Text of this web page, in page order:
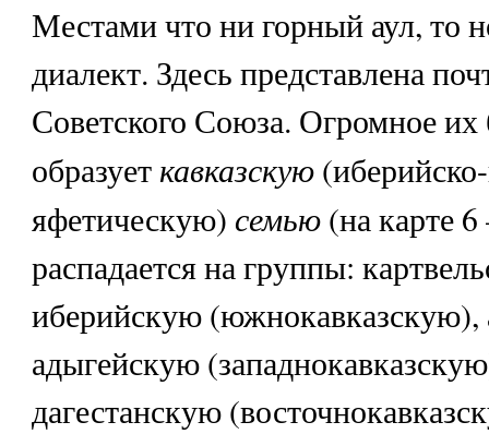
Местами что ни горный аул, то
диалект. Здесь представлена
Советского Союза. Огромное
образует кавказскую
яфетическую) семью (на карте
распадается на группы:
иберийскую (южнокавказскую),
адыгейскую
дагестанскую